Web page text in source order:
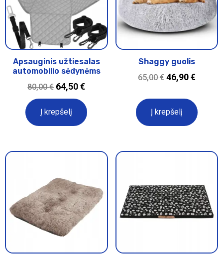
Apsauginis užtiesalas
automobilio sėdynėms
80,00€ 64,50€
Į krepšelį
Shaggy guolis
65,00€ 46,90€
Į krepšelį